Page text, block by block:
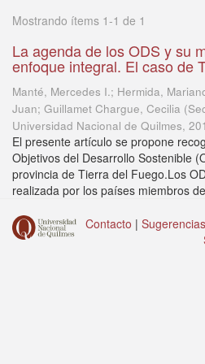
Mostrando ítems 1-1 de 1
La agenda de los ODS y su
enfoque integral. El caso de
Manté, Mercedes I.; Hermida,
Juan; Guillamet Chargue, Cecilia (
Universidad Nacional de Quilmes,
El presente artículo se propone
Objetivos del Desarrollo Sostenible
provincia de Tierra del Fuego.Los
realizada por los países miembros
Contacto | Sugerencias